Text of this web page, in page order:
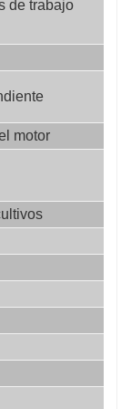
de
a una
de 280
de ahorro
media y
terreno,
Â —
manija
con
de
de
de trabajo
motor